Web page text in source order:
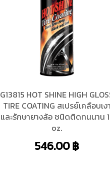
G13815 HOT SHINE HIGH
TIRE COATING สเปรย์เคลือบเงา
และรักษายางล้อ ชนิดติดทนนาน
oz.
546.00฿